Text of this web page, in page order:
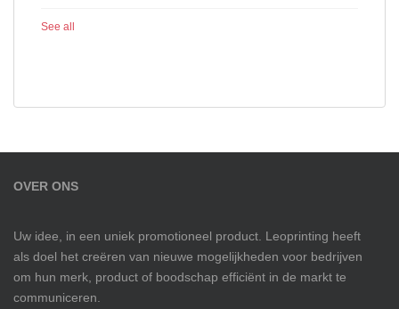
See all
OVER ONS
Uw idee, in een uniek promotioneel product. Leoprinting heeft
als doel het creëren van nieuwe mogelijkheden voor bedrijven
om hun merk, product of boodschap efficiënt in de markt te
communiceren.